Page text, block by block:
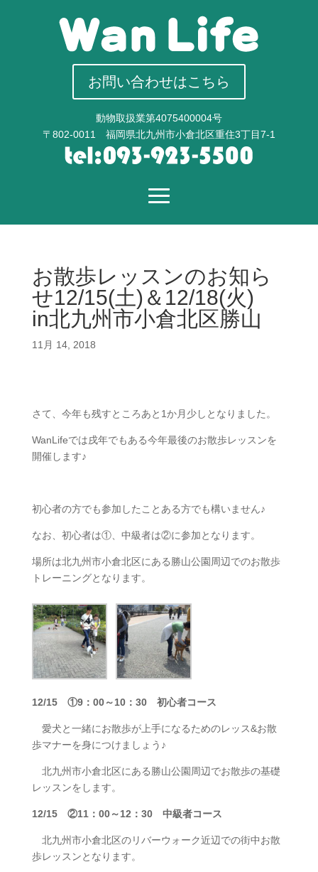
お問い合わせはこちら
動物取扱業第4075400004号
〒802-0011 福岡県北九州市小倉北区重住3丁目7-1
お散歩レッスンのお知ら
せ12/15(土)＆12/18(火)
in北九州市小倉北区勝山
11月 14, 2018
さて、今年も残すところあと1か月少しとなりました。
WanLifeでは戌年でもある今年最後のお散歩レッスンを
開催します♪
初心者の方でも参加したことある方でも構いません♪
なお、初心者は①、中級者は②に参加となります。
場所は北九州市小倉北区にある勝山公園周辺でのお散歩
トレーニングとなります。
12/15 ①9：00～10：30 初心者コース
愛犬と一緒にお散歩が上手になるためのレッス&お散
歩マナーを身につけましょう♪
北九州市小倉北区にある勝山公園周辺でお散歩の基礎
レッスンをします。
12/15 ②11：00～12：30 中級者コース
北九州市小倉北区のリバーウォーク近辺での街中お散
歩レッスンとなります。